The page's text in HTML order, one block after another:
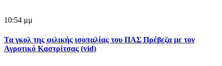
10:54 μμ
Τα γκολ της φιλικής ισοπαλίας του ΠΑΣ Πρέβεζα με τον
Αγροτικό Καστρίτσας (vid)